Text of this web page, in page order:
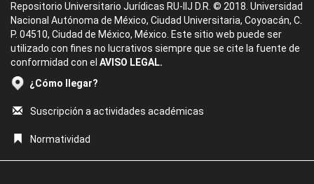
Repositorio Universitario Jurídicas RU-IIJ D.R. © 2018. Universidad
Nacional Autónoma de México, Ciudad Universitaria, Coyoacán, C.
P. 04510, Ciudad de México, México. Este sitio web puede ser
utilizado con fines no lucrativos siempre que se cite la fuente de
conformidad con el AVISO LEGAL.
¿Cómo llegar?
Suscripción a actividades académicas
Normatividad